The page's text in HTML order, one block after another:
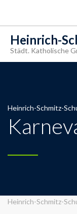
Heinrich-
Städt. Katholische
Heinrich-Schmitz-
Heinrich-Schmitz-